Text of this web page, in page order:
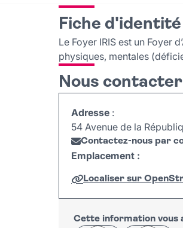
Fiche d'identité
Le Foyer IRIS est un Foyer
physiques, mentales
Nous contacter
Adresse :
54 Avenue de la
Contactez-nous par
Emplacement :
Localiser sur
+
−
Cette information vous